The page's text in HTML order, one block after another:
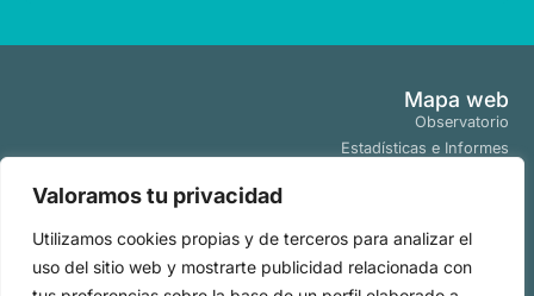
Valoramos tu privacidad
Utilizamos cookies propias y de terceros para analizar el
uso del sitio web y mostrarte publicidad relacionada con
Mapa web
Observatorio
Estadísticas e Informes
Tendencias
Políticas